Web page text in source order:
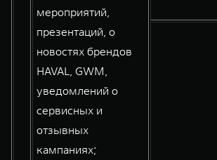
мероприятий,
презентаций, о
новостях брендов
HAVAL, GWM,
уведомлений о
сервисных и
отзывных
кампаниях;